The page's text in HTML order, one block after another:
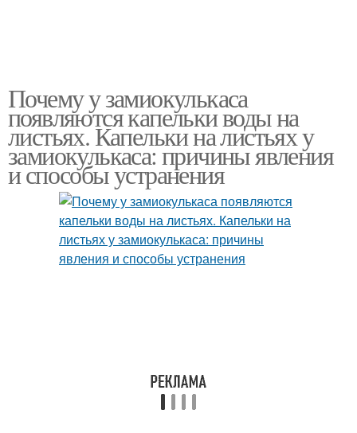
Почему у замиокулькаса
появляются капельки воды на
листьях. Капельки на листьях у
замиокулькаса: причины явления
и способы устранения